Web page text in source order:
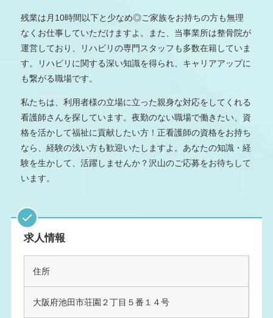
残業は月10時間以下と少なめ◎ご家族をお持ちの方も無理
なくお仕事していただけますよ。また、当事業所は整骨院が
運営しており、リハビリの専門スタッフも多数在籍していま
す。リハビリに関する深い知識を得られ、キャリアアップに
も繋がる職場です。
私たちは、利用者様の立場に立った親身な対応をしてくれる
看護師さんを探しています。夜勤のない職場で働きたい、資
格を活かして福祉に貢献したい方！正看護師の資格をお持ち
なら、経験の浅い方も歓迎いたしますよ。あなたの知識・経
験を生かして、活躍しませんか？沢山のご応募をお待ちして
います。
求人情報
住所
大阪府池田市荘園２丁目５番１４号